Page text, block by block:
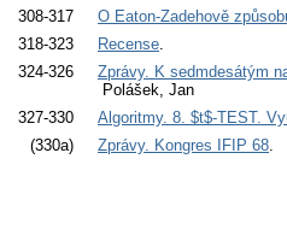
308-317
O Eaton-Zadehově
318-323
Recense.
324-326
Zprávy. K sedmdesátým
Polášek, Jan
327-330
Algoritmy. 8. $t$-TEST.
(330a)
Zprávy. Kongres IFIP 68.